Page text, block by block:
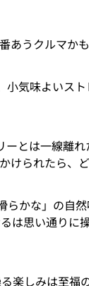
あうクルマか
小気味よいス
ーとは一線離
けられたら、
らかな」の自
は思い通りに
楽しみは至福の